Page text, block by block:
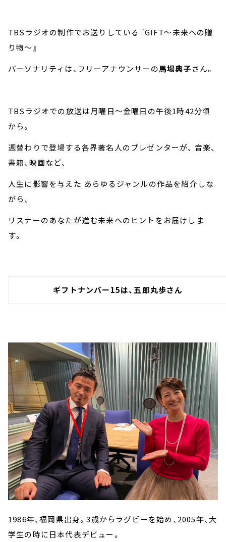
TBSラジオの制作でお送りしている『GIFT～未来への贈
り物～』
パーソナリティは、フリーアナウンサーの馬場典子さん。
TBSラジオでの放送は月曜日～金曜日の午後1時42分頃
から。
週替わりで登場する各界著名人のプレゼンターが、 音楽、
書籍、映画など、
人生に影響を与えた あらゆるジャンルの作品を紹介しな
がら、
リスナーのあなたが進む未来へのヒントをお届けしま
す。
ギフトナンバー15は、五郎丸歩さん
1986年、福岡県出身。3歳からラグビーを始め、2005年、大
学生の時に日本代表デビュー。